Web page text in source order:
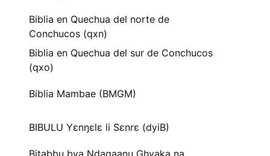
Biblia en Quechua del norte de
Conchucos (qxn)
Biblia en Quechua del sur de Conchucos
(qxo)
Biblia Mambae (BMGM)
BIBULU Yɛnŋɛlɛ li Sɛnrɛ (dyiB)
Bitabbu bya Ndagaanu Ghyaka na